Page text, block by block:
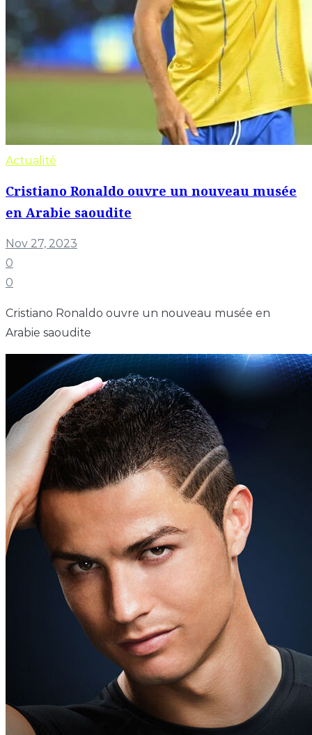
Actualité
Cristiano Ronaldo ouvre un nouveau musée
en Arabie saoudite
Nov 27, 2023
0
0
Cristiano Ronaldo ouvre un nouveau musée en
Arabie saoudite